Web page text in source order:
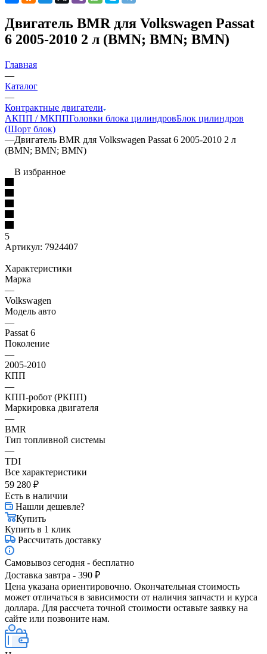
Двигатель BMR для Volkswagen Passat
6 2005-2010 2 л (BMN; BMN; BMN)
Главная
—
Каталог
—
Контрактные двигатели
АКПП / МКППГоловки блока цилиндровБлок цилиндров
(Шорт блок)
—Двигатель BMR для Volkswagen Passat 6 2005-2010 2 л
(BMN; BMN; BMN)
В избранное
5
Артикул: 7924407
Характеристики
Марка
—
Volkswagen
Модель авто
—
Passat 6
Поколение
—
2005-2010
КПП
—
КПП-робот (РКПП)
Маркировка двигателя
—
BMR
Тип топливной системы
—
TDI
Все характеристики
59 280 ₽
Есть в наличии
Нашли дешевле?
Купить
Купить в 1 клик
Рассчитать доставку
Самовывоз сегодня - бесплатно
Доставка завтра - 390 ₽
Цена указана ориентировочно. Окончательная стоимость
может отличаться в зависимости от наличия запчасти и курса
доллара. Для рассчета точной стоимости оставьте заявку на
сайте или позвоните нам.